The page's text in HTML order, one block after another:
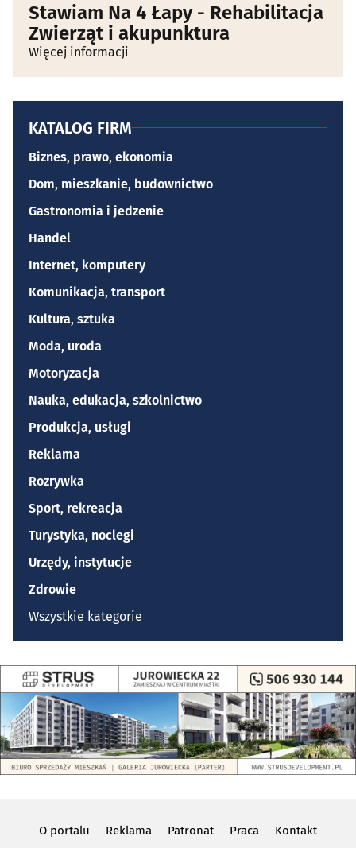
Stawiam Na 4 Łapy - Rehabilitacja
Zwierząt i akupunktura
Więcej informacji
KATALOG FIRM
Biznes, prawo, ekonomia
Dom, mieszkanie, budownictwo
Gastronomia i jedzenie
Handel
Internet, komputery
Komunikacja, transport
Kultura, sztuka
Moda, uroda
Motoryzacja
Nauka, edukacja, szkolnictwo
Produkcja, usługi
Reklama
Rozrywka
Sport, rekreacja
Turystyka, noclegi
Urzędy, instytucje
Zdrowie
Wszystkie kategorie
O portalu Reklama Patronat Praca
Kontakt